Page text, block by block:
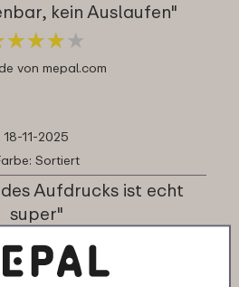
kein Auslaufen"
★★★ ★
★★★ ★
von mepal.com
18-11-2025
Sortiert
Aufdrucks ist echt
super"
★ ★★★
★ ★★★
von mepal.com